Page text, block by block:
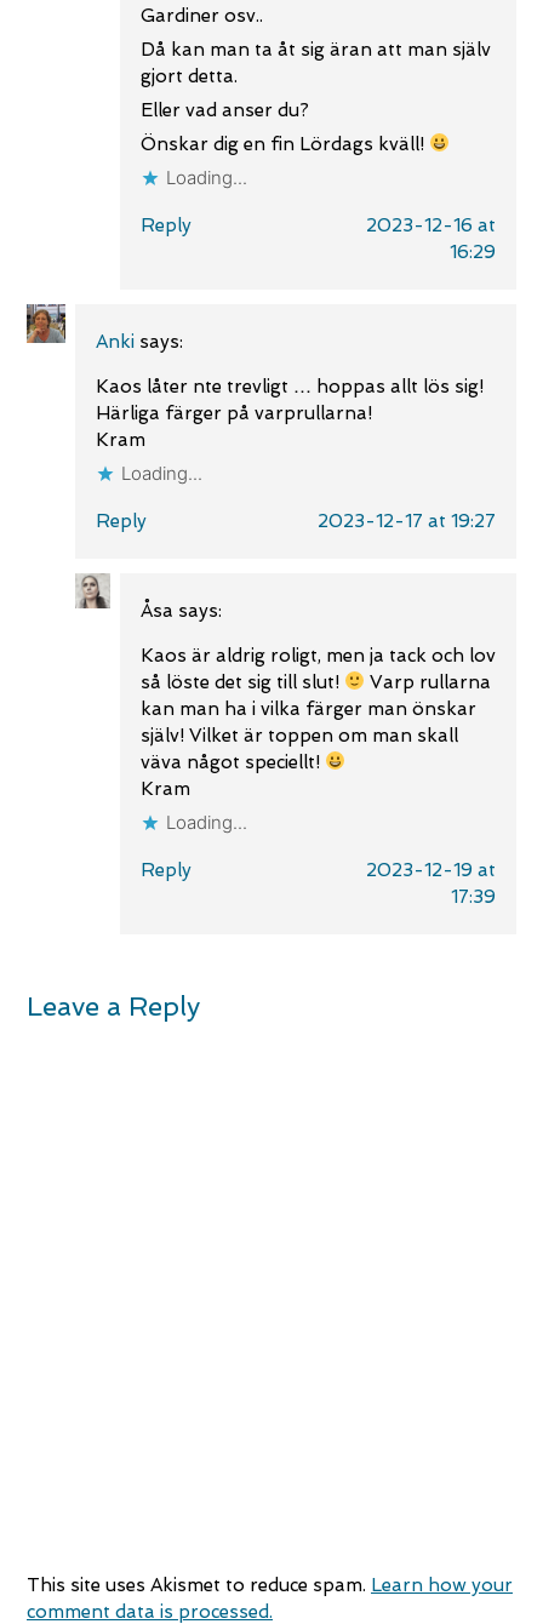
Gardiner osv..
Då kan man ta åt sig äran att man själv
gjort detta.
Eller vad anser du?
Önskar dig en fin Lördags kväll!
Loading...
Reply
2023-12-16 at
16:29
Anki says:
Kaos låter nte trevligt … hoppas allt lös sig!
Härliga färger på varprullarna!
Kram
Loading...
Reply 2023-12-17 at 19:27
Åsa says:
Kaos är aldrig roligt, men ja tack och lov
så löste det sig till slut!
Varp rullarna
kan man ha i vilka färger man önskar
själv! Vilket är toppen om man skall
väva något speciellt!
Kram
Loading...
Reply
2023-12-19 at
17:39
Leave a Reply
This site uses Akismet to reduce spam. Learn how your
comment data is processed.